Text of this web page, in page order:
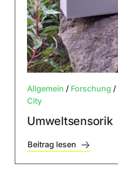
Allgemein / Forschung /
City
Umweltsensorik
Beitrag lesen